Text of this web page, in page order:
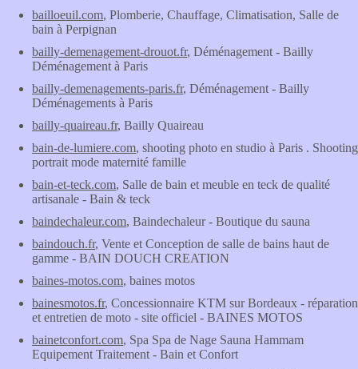
bailloeuil.com, Plomberie, Chauffage, Climatisation, Salle de
bain à Perpignan
bailly-demenagement-drouot.fr, Déménagement - Bailly
Déménagement à Paris
bailly-demenagements-paris.fr, Déménagement - Bailly
Déménagements à Paris
bailly-quaireau.fr, Bailly Quaireau
bain-de-lumiere.com, shooting photo en studio à Paris . Shooting
portrait mode maternité famille
bain-et-teck.com, Salle de bain et meuble en teck de qualité
artisanale - Bain & teck
baindechaleur.com, Baindechaleur - Boutique du sauna
baindouch.fr, Vente et Conception de salle de bains haut de
gamme - BAIN DOUCH CREATION
baines-motos.com, baines motos
bainesmotos.fr, Concessionnaire KTM sur Bordeaux - réparation
et entretien de moto - site officiel - BAINES MOTOS
bainetconfort.com, Spa Spa de Nage Sauna Hammam
Equipement Traitement - Bain et Confort